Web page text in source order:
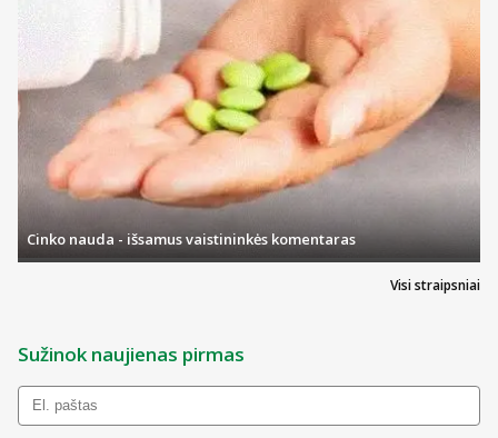
Visi straipsniai
Cinko nauda - išsamus vaistininkės komentaras
Sužinok naujienas pirmas